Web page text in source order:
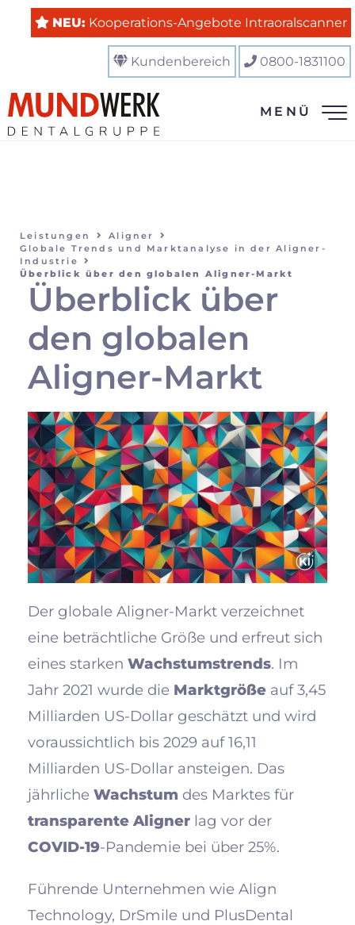
NEU: Kooperations-Angebote Intraoralscanner
Kundenbereich 0800-1831100
MENÜ
Leistungen
Aligner
Globale Trends und Marktanalyse in der Aligner-
Industrie
Überblick über den globalen Aligner-Markt
Überblick über
den globalen
Aligner-Markt
Der globale Aligner-Markt verzeichnet
eine beträchtliche Größe und erfreut sich
eines starken Wachstumstrends. Im
Jahr 2021 wurde die Marktgröße auf 3,45
Milliarden US-Dollar geschätzt und wird
voraussichtlich bis 2029 auf 16,11
Milliarden US-Dollar ansteigen. Das
jährliche Wachstum des Marktes für
transparente Aligner lag vor der
COVID-19-Pandemie bei über 25%.
Führende Unternehmen wie Align
Technology, DrSmile und PlusDental